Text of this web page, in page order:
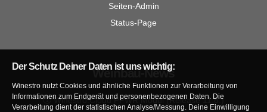
Der Schutz Deiner Daten ist uns wichtig:
Winestro nutzt Cookies und ähnliche Funktionen zur Verarbeitung von
Informationen zum Endgerät und personenbezogenen Daten. Die
Verarbeitung dient der statistischen Analyse/Messung. Deine Einwilligung
Seiten-Admin
Status-Page
Weinbau-News
Winestro.Cloud PPWR Modul (Release 11.8.)